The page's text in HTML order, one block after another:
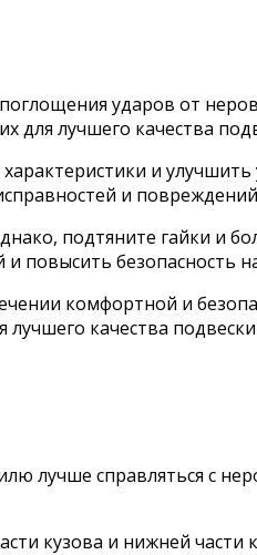
ударов от
для лучшего качества
и
и
подтяните гайки и
повысить безопасность
комфортной и
качества
лучше справляться с
кузова и нижней части